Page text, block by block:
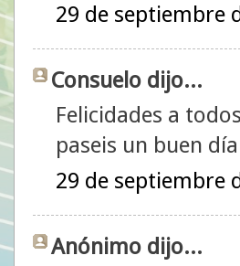
29 de septiembre
Consuelo dijo...
Felicidades a
paseis un buen
29 de septiembre
Anónimo dijo...